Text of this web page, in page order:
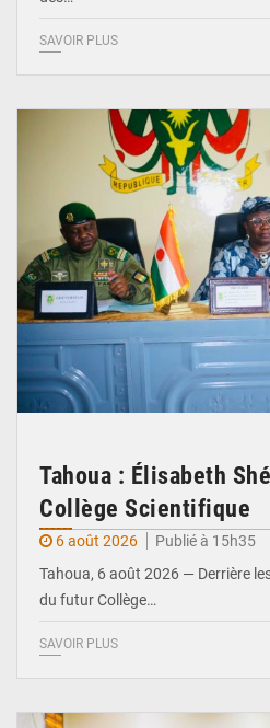
SAVOIR PLUS
Tahoua : Élisabeth
Collège Scientifique
6 août 2026
Publié à 15h35
Tahoua, 6 août 2026 — Derrière
du futur Collège…
SAVOIR PLUS